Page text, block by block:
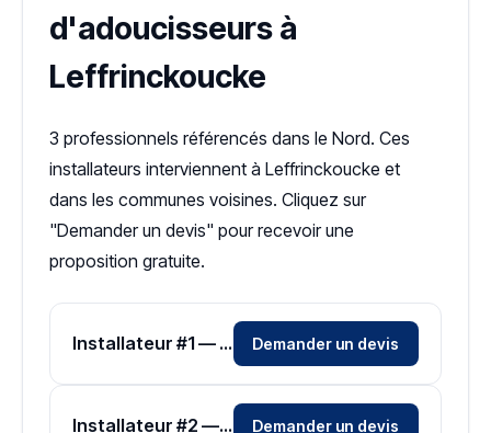
d'adoucisseurs à
Leffrinckoucke
3 professionnels référencés dans le Nord. Ces
installateurs interviennent à Leffrinckoucke et
dans les communes voisines. Cliquez sur
"Demander un devis" pour recevoir une
proposition gratuite.
Installateur #1 — Zone Nord Demander un devis
Installateur #2 — Zone Nord Demander un devis